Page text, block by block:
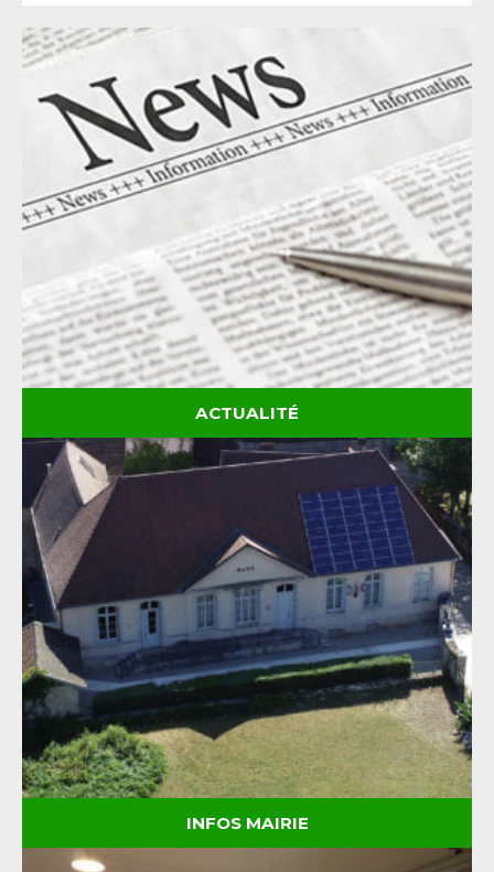
ACTUALITÉ
INFOS MAIRIE